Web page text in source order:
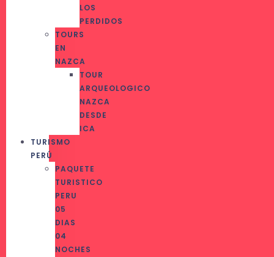
LOS
PERDIDOS
TOURS
EN
NAZCA
TOUR
ARQUEOLOGICO
NAZCA
DESDE
ICA
TURISMO
PERÚ
PAQUETE
TURISTICO
PERU
05
DIAS
04
NOCHES